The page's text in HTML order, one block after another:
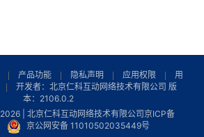
产品功能 隐私声明 应用权限
用
开发者：北京仁科互动网络技术有限公司 版
本：2106.0.2
2026 | 北京仁科互动网络技术有限公司京ICP备
京公网安备 11010502035449号